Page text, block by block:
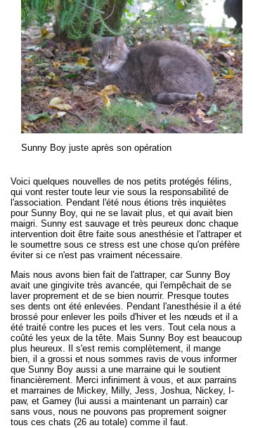
Sunny Boy juste après son opération
Voici quelques nouvelles de nos petits protégés félins,
qui vont rester toute leur vie sous la responsabilité de
l'association. Pendant l'été nous étions très inquiètes
pour Sunny Boy, qui ne se lavait plus, et qui avait bien
maigri. Sunny est sauvage et très peureux donc chaque
intervention doit être faite sous anesthésie et l'attraper et
le soumettre sous ce stress est une chose qu'on préfère
éviter si ce n'est pas vraiment nécessaire.
Mais nous avons bien fait de l'attraper, car Sunny Boy
avait une gingivite très avancée, qui l'empêchait de se
laver proprement et de se bien nourrir. Presque toutes
ses dents ont été enlevées. Pendant l'anesthésie il a été
brossé pour enlever les poils d'hiver et les nœuds et il a
été traité contre les puces et les vers. Tout cela nous a
coûté les yeux de la tête. Mais Sunny Boy est beaucoup
plus heureux. Il s'est remis complètement, il mange
bien, il a grossi et nous sommes ravis de vous informer
que Sunny Boy aussi a une marraine qui le soutient
financièrement. Merci infiniment à vous, et aux parrains
et marraines de Mickey, Milly, Jess, Joshua, Nickey, I-
paw, et Gamey (lui aussi a maintenant un parrain) car
sans vous, nous ne pouvons pas proprement soigner
tous ces chats (26 au totale) comme il faut.